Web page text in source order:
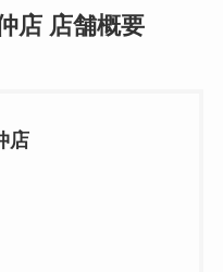
店 店舗概要
店